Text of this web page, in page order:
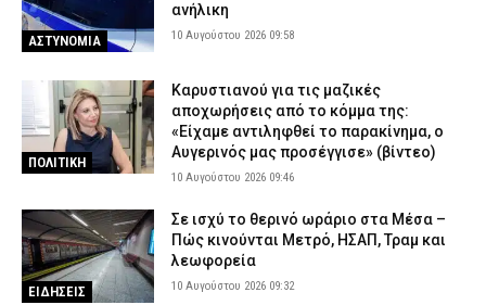
ΑΣΤΥΝΟΜΙΑ
ανήλικη
10 Αυγούστου 2026 09:58
ΠΟΛΙΤΙΚΗ
Καρυστιανού για τις μαζικές
αποχωρήσεις από το κόμμα της:
«Είχαμε αντιληφθεί το παρακίνημα, ο
Αυγερινός μας προσέγγισε» (βίντεο)
10 Αυγούστου 2026 09:46
ΕΙΔΗΣΕΙΣ
Σε ισχύ το θερινό ωράριο στα Μέσα –
Πώς κινούνται Μετρό, ΗΣΑΠ, Τραμ και
λεωφορεία
10 Αυγούστου 2026 09:32